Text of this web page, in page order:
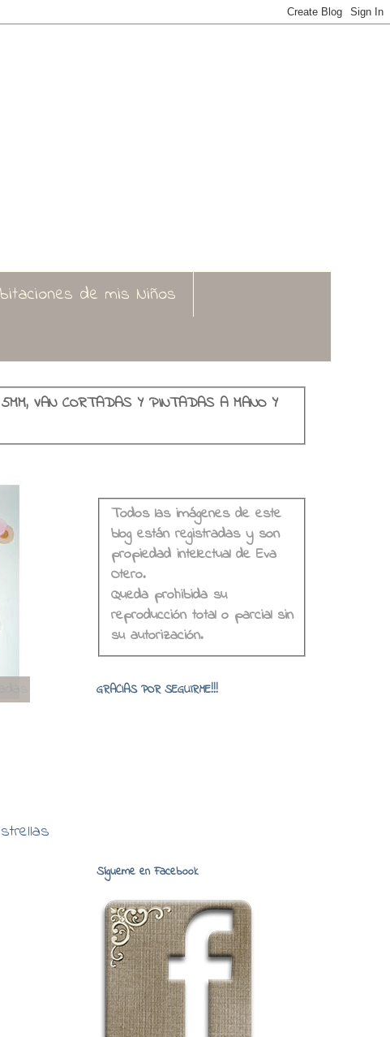
de mis Niños
VAN CORTADAS Y PINTADAS A MANO Y
Todos las imágenes de este
blog están registradas y son
propiedad intelectual de Eva
Otero.
Queda prohibida su
reproducción total o parcial sin
su autorización.
GRACIAS POR SEGUIRME!!!
Sígueme en Facebook